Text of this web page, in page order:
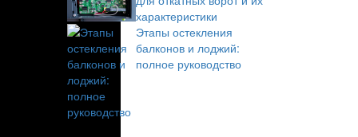
характеристики
Этапы остекления
балконов и лоджий:
полное руководство